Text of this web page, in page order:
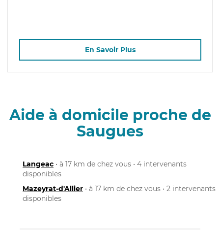
En Savoir Plus
Aide à domicile proche de
Saugues
Langeac • à 17 km de chez vous • 4 intervenants
disponibles
Mazeyrat-d'Allier • à 17 km de chez vous • 2 intervenants
disponibles